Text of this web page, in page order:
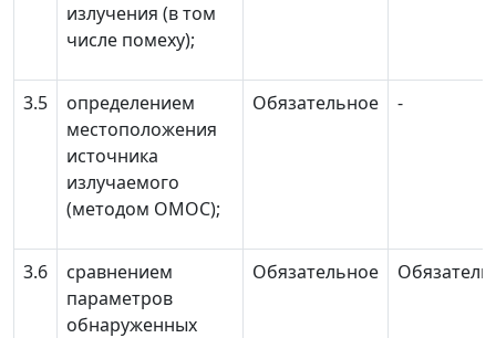
излучения (в том
числе помеху);
3.5
определением
местоположения
источника
излучаемого
(методом ОМОС);
Обязательное -
3.6
сравнением
параметров
обнаруженных
Обязательное